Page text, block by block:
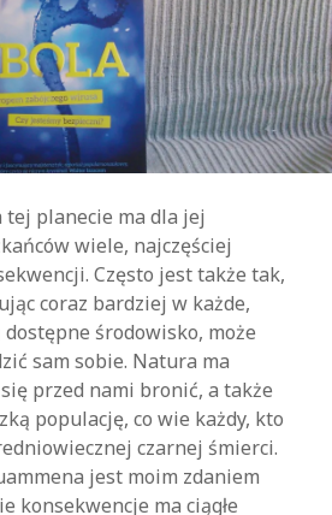
tej planecie ma dla jej
wiele, najczęściej
Często jest także tak,
coraz bardziej w każde,
środowisko, może
sam sobie. Natura ma
przed nami bronić, a także
populację, co wie każdy, kto
czarnej śmierci.
jest moim zdaniem
konsekwencje ma ciągłe